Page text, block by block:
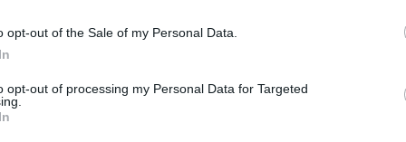
opt-out of the Sale of my Personal Data.
opt-out of processing my Personal Data for Targeted
κυβέρνηση δε συζητά την
ο κυβερνητικός εκπρόσωπος Στέλιος Πέτσας.